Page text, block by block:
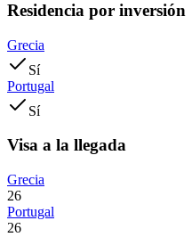
Residencia por inversión
Grecia
Sí
Portugal
Sí
Visa a la llegada
Grecia
26
Portugal
26